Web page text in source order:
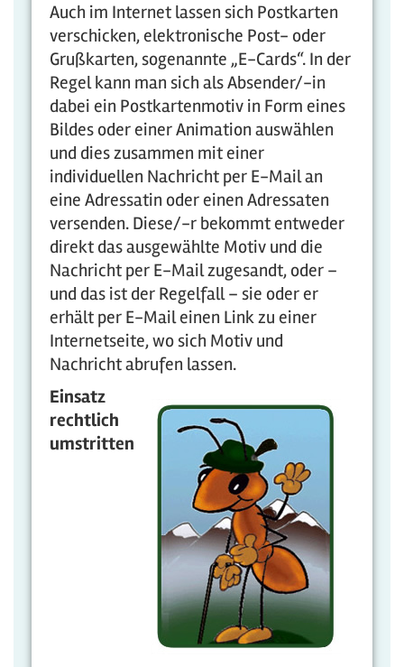
Auch im Internet lassen sich Postkarten
verschicken, elektronische Post- oder
Grußkarten, sogenannte „E-Cards“. In der
Regel kann man sich als Absender/-in
dabei ein Postkartenmotiv in Form eines
Bildes oder einer Animation auswählen
und dies zusammen mit einer
individuellen Nachricht per E-Mail an
eine Adressatin oder einen Adressaten
versenden. Diese/-r bekommt entweder
direkt das ausgewählte Motiv und die
Nachricht per E-Mail zugesandt, oder –
und das ist der Regelfall – sie oder er
erhält per E-Mail einen Link zu einer
Internetseite, wo sich Motiv und
Nachricht abrufen lassen.
Einsatz
rechtlich
umstritten